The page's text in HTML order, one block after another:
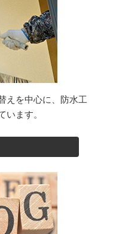
えを中心に、防水工
います。